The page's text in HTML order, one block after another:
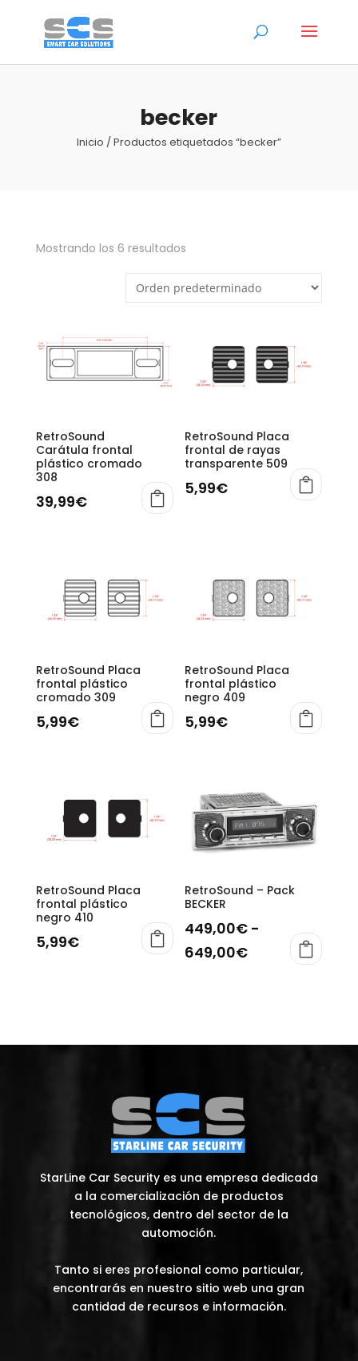
becker
Inicio / Productos etiquetados “becker”
Mostrando los 6 resultados
RetroSound
Carátula frontal
plástico cromado
308
39,99€
RetroSound Placa
frontal de rayas
transparente 509
5,99€
RetroSound Placa
frontal plástico
cromado 309
5,99€
RetroSound Placa
frontal plástico
negro 409
5,99€
RetroSound Placa
frontal plástico
negro 410
5,99€
RetroSound – Pack
BECKER
449,00€ -
649,00€Rango
449,00€
variantes.
pueden
elegir
en
la
página
de
producto
StarLine Car Security es una empresa dedicada
a la comercialización de productos
tecnológicos, dentro del sector de la
automoción.
Tanto si eres profesional como particular,
encontrarás en nuestro sitio web una gran
cantidad de recursos e información.